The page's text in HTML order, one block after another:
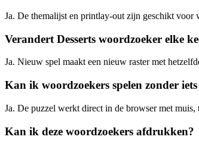
Ja. De themalijst en printlay-out zijn geschikt voor
Verandert Desserts woordzoeker elke
Ja. Nieuw spel maakt een nieuw raster met
Kan ik woordzoekers spelen zonder
Ja. De puzzel werkt direct in de browser met muis,
Kan ik deze woordzoekers afdrukken?